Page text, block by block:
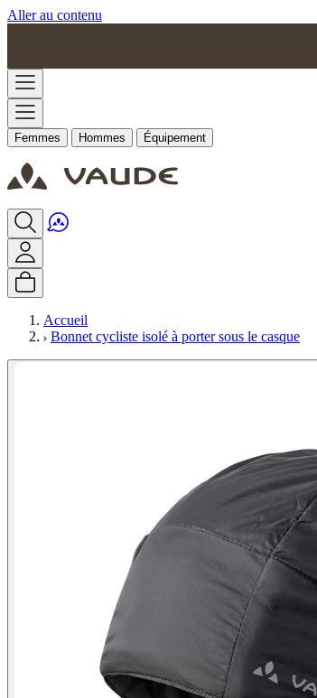
Aller au contenu
Femmes Hommes Équipement
Accueil
Bonnet cycliste isolé à porter sous le casque